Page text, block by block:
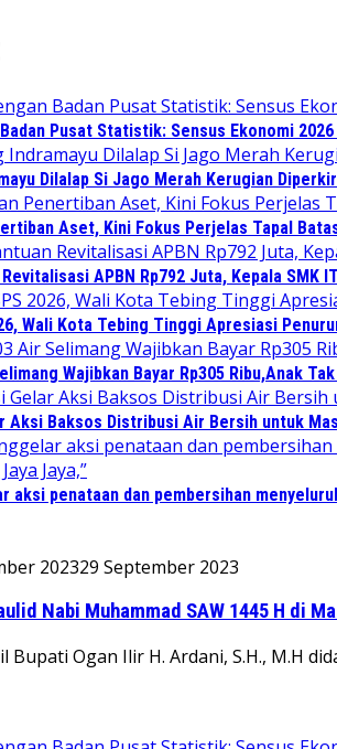
Pusat Statistik: Sensus Ekonomi
Dilalap Si Jago Merah Kerugian
Aset, Kini Fokus Perjelas Tapal
APBN Rp792 Juta, Kepala SMK
Wali Kota Tebing Tinggi Apresiasi
Wajibkan Bayar Rp305 Ribu,Anak
Aksi Baksos Distribusi Air Bersih untuk
aksi penataan dan pembersihan
202329 September 2023
Nabi Muhammad SAW 1445 H di
Bupati Ogan Ilir H. Ardani, S.H., M.H